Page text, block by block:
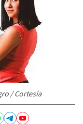
/ Cortesía